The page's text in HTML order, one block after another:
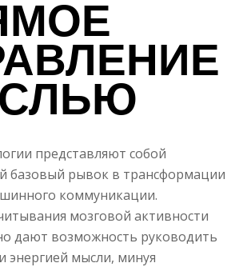
представляют собой
базовый рывок в трансформации
коммуникации.
мозговой активности
дают возможность руководить
энергией мысли, минуя